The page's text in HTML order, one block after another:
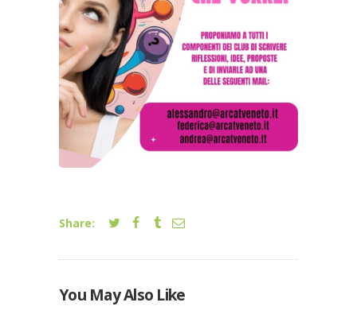
Share:
You May Also Like